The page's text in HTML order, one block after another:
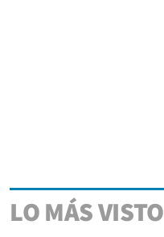
LO MÁS VISTO